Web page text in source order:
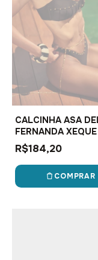
CALCINHA ASA
FERNANDA
R$184,20
COMPRAR